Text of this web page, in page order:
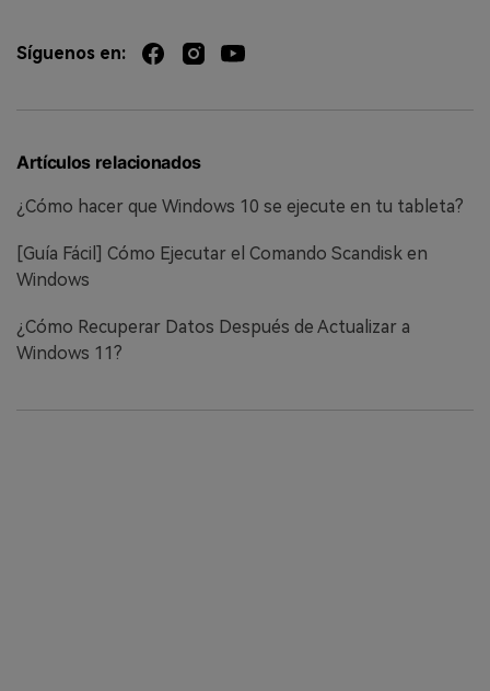
Síguenos en:
Artículos relacionados
¿Cómo hacer que Windows 10 se ejecute en tu tableta?
[Guía Fácil] Cómo Ejecutar el Comando Scandisk en
Windows
¿Cómo Recuperar Datos Después de Actualizar a
Windows 11?